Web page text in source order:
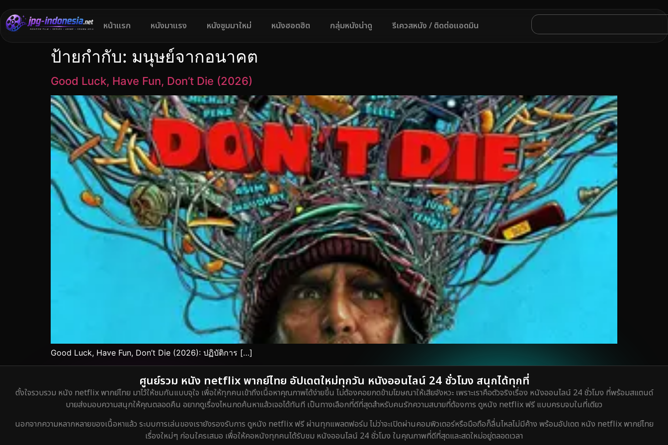
หน้าแรก หนังมาแรง หนังซูมมาใหม่ หนังฮอตฮิต กลุ่มหนังน่าดู รีเควสหนัง / ติดต่อแอดมิน
ป้ายกำกับ: มนุษย์จากอนาคต
Good Luck, Have Fun, Don’t Die (2026)
Good Luck, Have Fun, Don’t Die (2026): ปฏิบัติการ […]
ศูนย์รวม หนัง netflix พากย์ไทย อัปเดตใหม่ทุกวัน หนังออนไลน์ 24 ชั่วโมง สนุกได้ทุกที่
ตั้งใจรวบรวม หนัง netflix พากย์ไทย มาไว้ให้ชมกันแบบจุใจ เพื่อให้ทุกคนเข้าถึงเนื้อหาคุณภาพได้ง่ายขึ้น ไม่ต้องคอยกดข้ามโฆษณาให้เสียจังหวะ เพราะเราคือตัวจริงเรื่อง หนังออนไลน์ 24 ชั่วโมง ที่พร้อมสแตนด์
บายส่งมอบความสนุกให้คุณตลอดคืน อยากดูเรื่องไหนกดค้นหาแล้วเจอได้ทันที เป็นทางเลือกที่ดีที่สุดสำหรับคนรักความสบายที่ต้องการ ดูหนัง netflix ฟรี แบบครบจบในที่เดียว
นอกจากความหลากหลายของเนื้อหาแล้ว ระบบการเล่นของเรายังรองรับการ ดูหนัง netflix ฟรี ผ่านทุกแพลตฟอร์ม ไม่ว่าจะเปิดผ่านคอมพิวเตอร์หรือมือถือก็ลื่นไหลไม่มีค้าง พร้อมอัปเดต หนัง netflix พากย์ไทย
เรื่องใหม่ๆ ก่อนใครเสมอ เพื่อให้คอหนังทุกคนได้รับชม หนังออนไลน์ 24 ชั่วโมง ในคุณภาพที่ดีที่สุดและสดใหม่อยู่ตลอดเวลา